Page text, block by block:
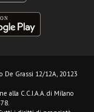
De Grassi 12/12A, 20123
alla C.C.I.A.A. di Milano